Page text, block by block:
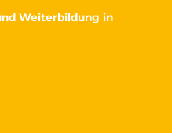
Weiterbildung in